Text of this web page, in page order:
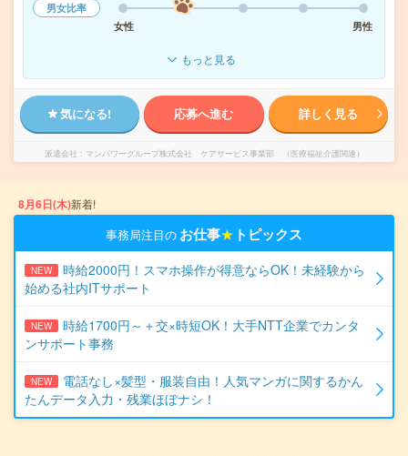
男女比率
女性
男性
もっと見る
気になる! 応募へ進む 詳しく見る
派遣会社 マンパワーグループ株式会社 ケアサービス事業部 （医療福祉介護関連）
8月6日(木)新着!
事務局注目の お仕事★ トピックス
NEW
時給2000円！スマホ操作が得意ならOK！未経験から
始める社内ITサポート
NEW
時給1700円～＋交×時短OK！大手NTT企業でカンタ
ンサポート事務
NEW
電話なし×髪型・服装自由！人気マンガに関するかん
たんデータ入力・残業ほぼナシ！